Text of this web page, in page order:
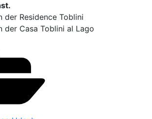
der Residence Toblini
der Casa Toblini al Lago